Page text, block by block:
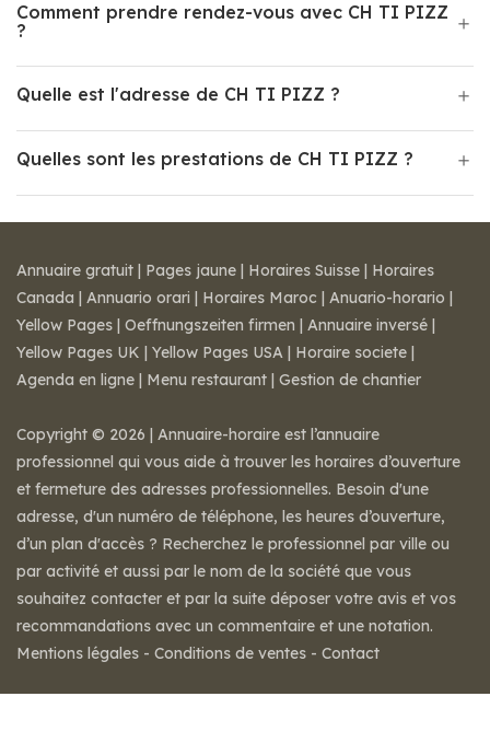
Comment prendre rendez-vous avec CH TI PIZZ
?
Quelle est l'adresse de CH TI PIZZ ?
Quelles sont les prestations de CH TI PIZZ ?
Annuaire gratuit | Pages jaune | Horaires Suisse | Horaires
Canada | Annuario orari | Horaires Maroc | Anuario-horario |
Yellow Pages | Oeffnungszeiten firmen | Annuaire inversé |
Yellow Pages UK | Yellow Pages USA | Horaire societe |
Agenda en ligne | Menu restaurant | Gestion de chantier
Copyright © 2026 | Annuaire-horaire est l’annuaire
professionnel qui vous aide à trouver les horaires d’ouverture
et fermeture des adresses professionnelles. Besoin d'une
adresse, d'un numéro de téléphone, les heures d’ouverture,
d’un plan d'accès ? Recherchez le professionnel par ville ou
par activité et aussi par le nom de la société que vous
souhaitez contacter et par la suite déposer votre avis et vos
recommandations avec un commentaire et une notation.
Mentions légales - Conditions de ventes - Contact